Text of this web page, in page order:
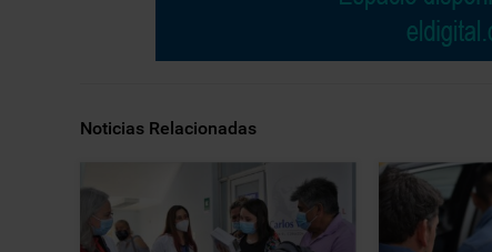
Noticias Relacionadas